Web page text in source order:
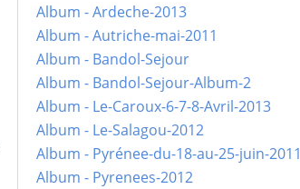
Album - Ardeche-2013
Album - Autriche-mai-2011
Album - Bandol-Sejour
Album - Bandol-Sejour-Album-2
Album - Le-Caroux-6-7-8-Avril-2013
Album - Le-Salagou-2012
Album - Pyrénee-du-18-au-25-juin-2011
Album - Pyrenees-2012